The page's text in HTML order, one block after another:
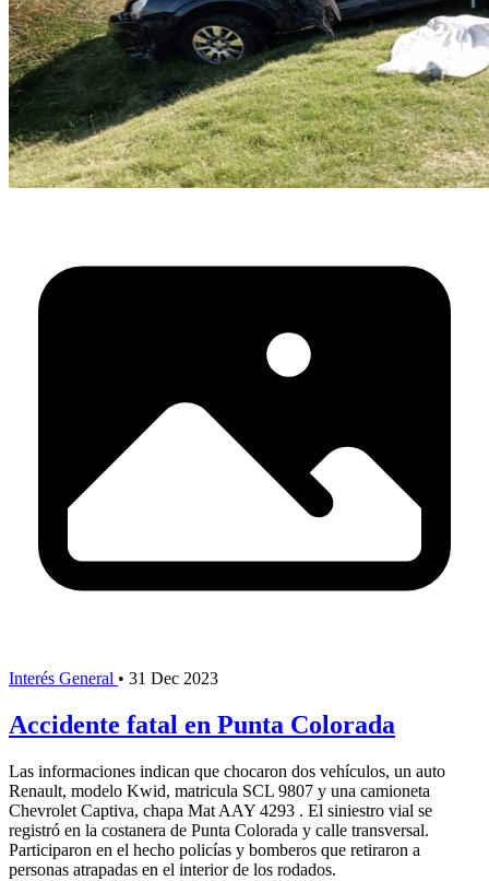
Interés General • 31 Dec 2023
Accidente fatal en Punta Colorada
Las informaciones indican que chocaron dos vehículos, un auto
Renault, modelo Kwid, matricula SCL 9807 y una camioneta
Chevrolet Captiva, chapa Mat AAY 4293 . El siniestro vial se
registró en la costanera de Punta Colorada y calle transversal.
Participaron en el hecho policías y bomberos que retiraron a
personas atrapadas en el interior de los rodados.